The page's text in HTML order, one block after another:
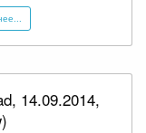
14.09.2014,